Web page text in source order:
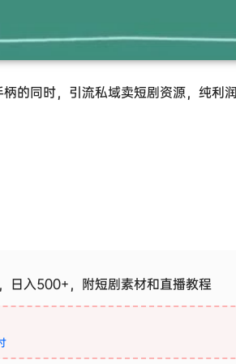
的同时，引流私域卖短剧资源，纯利
日入500+，附短剧素材和直播教程